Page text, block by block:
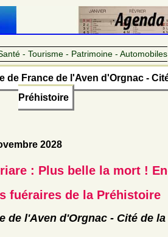
- Tourisme - Patrimoine - Automobiles
de France de l'Aven d'Orgnac -
Préhistoire
2028
: Plus belle la mort !
fuéraires de la Préhistoire
de l'Aven d'Orgnac - Cité de la